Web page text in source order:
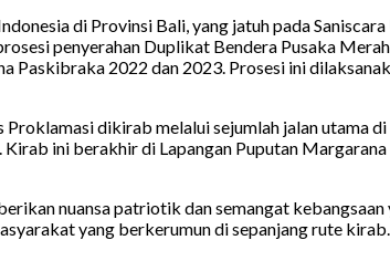
di Provinsi Bali, yang jatuh pada
penyerahan Duplikat Bendera Pusaka
Paskibraka 2022 dan 2023. Prosesi ini
dikirab melalui sejumlah jalan utama
Kirab ini berakhir di Lapangan Puputan
nuansa patriotik dan semangat
yang berkerumun di sepanjang rute